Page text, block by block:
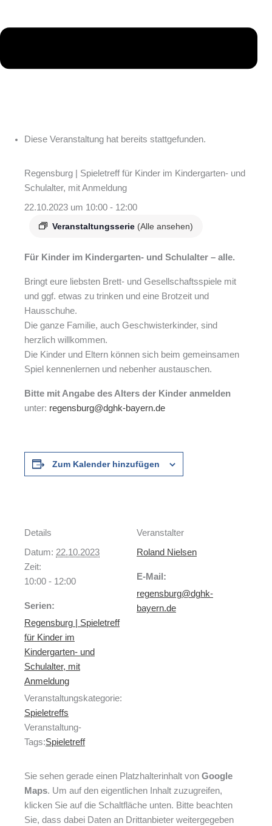
Diese Veranstaltung hat bereits stattgefunden.
Regensburg | Spieletreff für Kinder im Kindergarten- und
Schulalter, mit Anmeldung
22.10.2023 um 10:00 - 12:00
Veranstaltungsserie (Alle ansehen)
Für Kinder im Kindergarten- und Schulalter – alle.
Bringt eure liebsten Brett- und Gesellschaftsspiele mit
und ggf. etwas zu trinken und eine Brotzeit und
Hausschuhe.
Die ganze Familie, auch Geschwisterkinder, sind
herzlich willkommen.
Die Kinder und Eltern können sich beim gemeinsamen
Spiel kennenlernen und nebenher austauschen.
Bitte mit Angabe des Alters der Kinder anmelden
unter: regensburg@dghk-bayern.de
Zum Kalender hinzufügen
Details
Datum: 22.10.2023
Zeit:
10:00 - 12:00
Serien:
Regensburg | Spieletreff
für Kinder im
Kindergarten- und
Schulalter, mit
Anmeldung
Veranstaltungskategorie:
Spieletreffs
Veranstaltung-
Tags:Spieletreff
Veranstalter
Roland Nielsen
E-Mail:
regensburg@dghk-
bayern.de
Sie sehen gerade einen Platzhalterinhalt von Google
Maps. Um auf den eigentlichen Inhalt zuzugreifen,
klicken Sie auf die Schaltfläche unten. Bitte beachten
Sie, dass dabei Daten an Drittanbieter weitergegeben